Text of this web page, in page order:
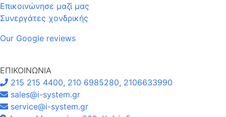
Επικοινώνησε μαζί μας
Συνεργάτες χονδρικής
Our Google reviews
ΕΠΙΚΟΙΝΩΝΙΑ
215 215 4400, 210 6985280, 2106633990
sales@i-system.gr
service@i-system.gr